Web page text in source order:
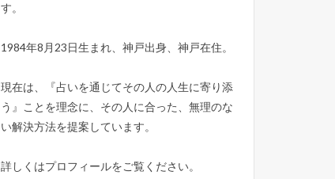
す。
1984年8月23日生まれ、神戸出身、神戸在住。
現在は、『占いを通じてその人の人生に寄り添
う』ことを理念に、その人に合った、無理のな
い解決方法を提案しています。
詳しくはプロフィールをご覧ください。